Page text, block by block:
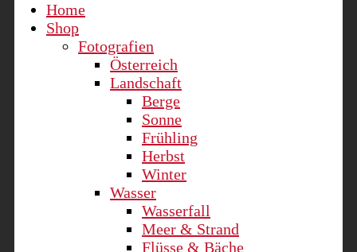
Home
Shop
Fotografien
Österreich
Landschaft
Berge
Sonne
Frühling
Herbst
Winter
Wasser
Wasserfall
Meer & Strand
Flüsse & Bäche